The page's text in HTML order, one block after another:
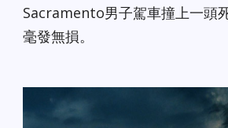
Sacramento男子駕車撞上一頭
毫發無損。